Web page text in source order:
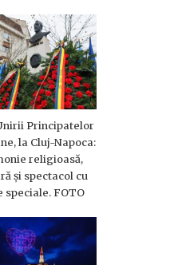
Principatelor
la Cluj-Napoca:
religioasă,
și spectacol cu
speciale. FOTO